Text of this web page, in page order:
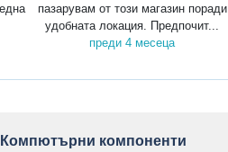
пазарувам от този магазин поради
удобната локация. Предпочит...
преди 4 месеца
Компютърни компоненти